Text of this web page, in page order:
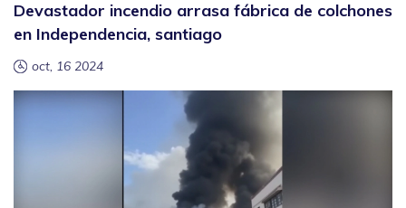
Devastador incendio arrasa fábrica de colchones
en Independencia, santiago
oct, 16 2024